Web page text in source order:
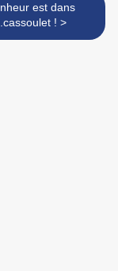
est dans
le...cassoulet ! >